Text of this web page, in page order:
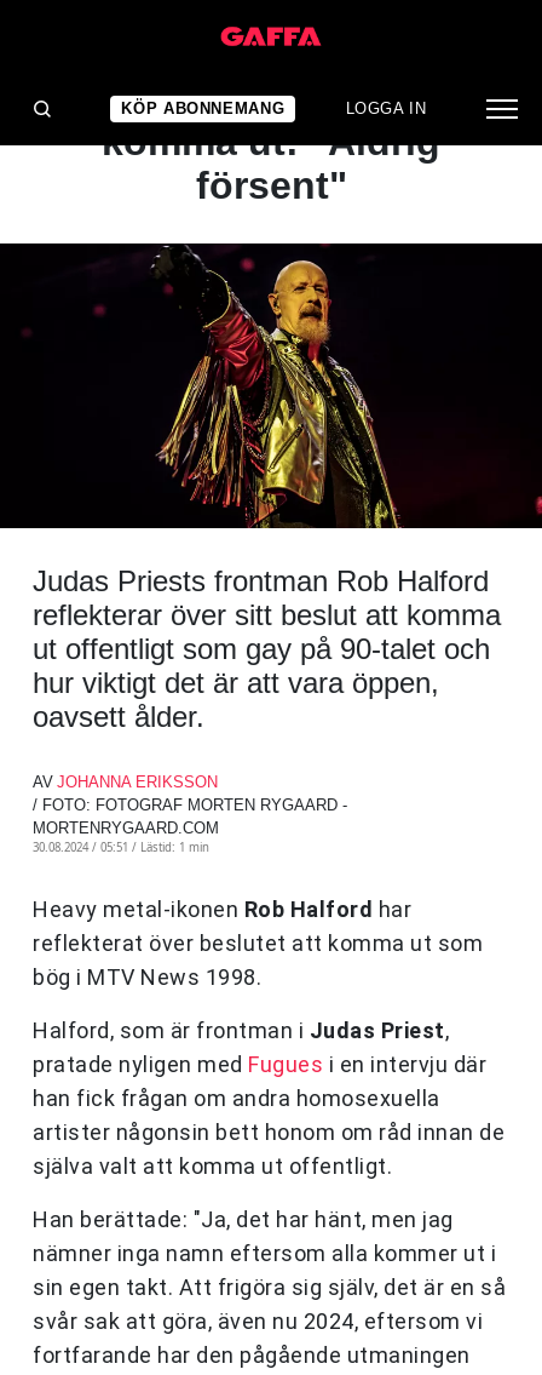
KÖP ABONNEMANG LOGGA IN
NYHET
Rob Halford om att
komma ut: "Aldrig
försent"
Judas Priests frontman Rob Halford
reflekterar över sitt beslut att komma
ut offentligt som gay på 90-talet och
hur viktigt det är att vara öppen,
oavsett ålder.
AV JOHANNA ERIKSSON
/ FOTO: FOTOGRAF MORTEN RYGAARD -
MORTENRYGAARD.COM
30.08.2024 / 05:51 / Lästid: 1 min
Heavy metal-ikonen Rob Halford har
reflekterat över beslutet att komma ut som
bög i MTV News 1998.
Halford, som är frontman i Judas Priest,
pratade nyligen med Fugues i en intervju där
han fick frågan om andra homosexuella
artister någonsin bett honom om råd innan de
själva valt att komma ut offentligt.
Han berättade: "Ja, det har hänt, men jag
nämner inga namn eftersom alla kommer ut i
sin egen takt. Att frigöra sig själv, det är en så
svår sak att göra, även nu 2024, eftersom vi
fortfarande har den pågående utmaningen